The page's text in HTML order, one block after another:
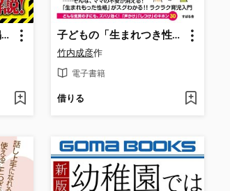
その時、Ｊアラートが鳴らなかったのはなぜ? その対策は? 子どもの「生まれつき性格」を大切にする子育て
竹内成彦作
電子書籍
借りる